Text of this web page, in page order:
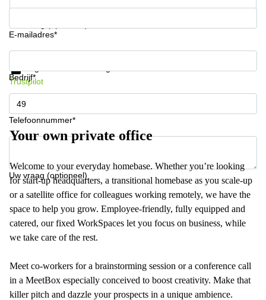
E-mailadres*
Bedrijf*
Telefoonnummer*
Uw vraag (optioneel)
Krijg informatie en prijzen
Trustpilot
Your own private office
Welcome to your everyday homebase. Whether you’re looking
for start-up headquarters, a transitional homebase as you scale-up
or a satellite office for colleagues working remotely, we have the
space to help you grow. Employee-friendly, fully equipped and
catered, our fixed WorkSpaces let you focus on business, while
we take care of the rest.
Meet co-workers for a brainstorming session or a conference call
in a MeetBox especially conceived to boost creativity. Make that
killer pitch and dazzle your prospects in a unique ambience.